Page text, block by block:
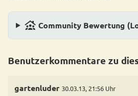
family_group Community Bewertung
Benutzerkommentare zu
gartenluder 30.03.13, 21:56 Uhr